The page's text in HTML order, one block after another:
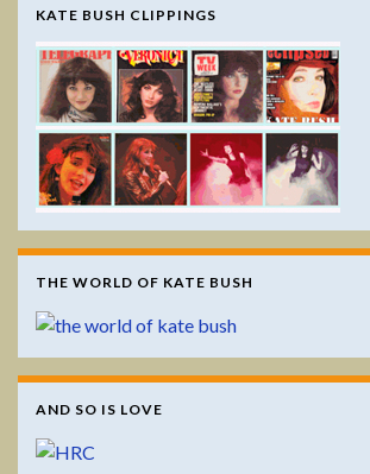
KATE BUSH CLIPPINGS
THE WORLD OF KATE BUSH
AND SO IS LOVE